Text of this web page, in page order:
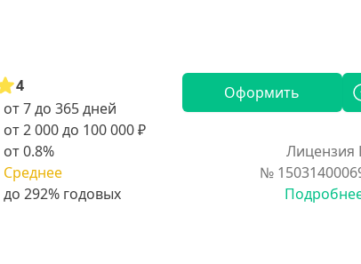
4
от 7 до 365 дней
от 2 000 до 100 000 ₽
от 0.8%
Среднее
Оформить
Лицензия
№